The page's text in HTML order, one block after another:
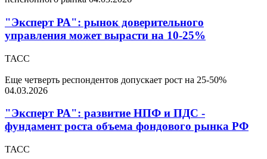
"Эксперт РА": рынок доверительного
управления может вырасти на 10-25%
ТАСС
Еще четверть респондентов допускает рост на 25-50%
04.03.2026
"Эксперт РА": развитие НПФ и ПДС -
фундамент роста объема фондового рынка РФ
ТАСС